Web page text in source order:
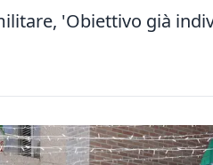
'Obiettivo già